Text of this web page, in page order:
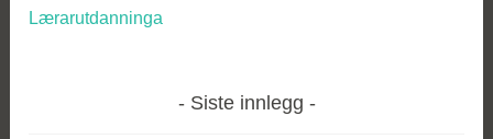
Lærarutdanninga
Siste innlegg